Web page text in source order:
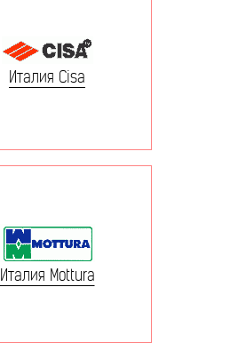
Италия Cisa
Италия Mottura